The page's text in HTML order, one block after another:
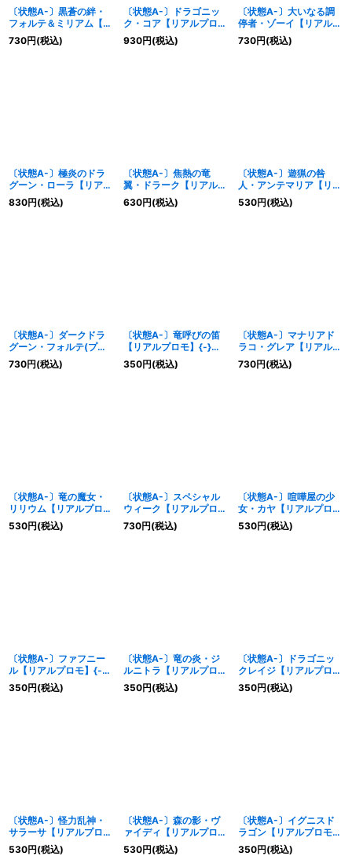
〔状態A-〕黒蒼の絆・
フォルテ＆ミリアム【リ
アルプロモ】{-}《ドラ
ゴン》
730円(税込)
〔状態A-〕ドラゴニッ
ク・コア【リアルプロ
モ】{-}《ドラゴン》
930円(税込)
〔状態A-〕大いなる調
停者・ゾーイ【リアルプ
ロモ】{-}《ドラゴン》
730円(税込)
〔状態A-〕極炎のドラ
グーン・ローラ【リアル
プロモ】{-}《ドラゴ
ン》
830円(税込)
〔状態A-〕焦熱の竜
翼・ドラーク【リアルプ
ロモ】{-}《ドラゴン》
630円(税込)
〔状態A-〕遊猟の咎
人・アンテマリア【リア
ルプロモ】{-}《ドラゴ
ン》
530円(税込)
〔状態A-〕ダークドラ
グーン・フォルテ(プロ
モ/アニメ)【リアルプロ
モ】{SVP-01}《ドラゴ
730円(税込)
〔状態A-〕竜呼びの笛
【リアルプロモ】{-}
《ドラゴン》
350円(税込)
〔状態A-〕マナリアド
ラコ・グレア【リアルプ
ロモ】{-}《ドラゴン》
730円(税込)
〔状態A-〕竜の魔女・
リリウム【リアルプロ
モ】{-}《ドラゴン》
530円(税込)
〔状態A-〕スペシャル
ウィーク【リアルプロ
モ】{-}《ドラゴン》
730円(税込)
〔状態A-〕喧嘩屋の少
女・カヤ【リアルプロ
モ】{-}《ドラゴン》
530円(税込)
〔状態A-〕ファフニー
ル【リアルプロモ】{-}
《ドラゴン》
350円(税込)
〔状態A-〕竜の炎・ジ
ルニトラ【リアルプロ
モ】{-}《ドラゴン》
350円(税込)
〔状態A-〕ドラゴニッ
クレイジ【リアルプロ
モ】{-}《ドラゴン》
350円(税込)
〔状態A-〕怪力乱神・
サラーサ【リアルプロ
モ】{-}《ドラゴン》
530円(税込)
〔状態A-〕森の影・ヴ
ァイディ【リアルプロ
モ】{-}《ドラゴン》
530円(税込)
〔状態A-〕イグニスド
ラゴン【リアルプロモ】
{-}《ドラゴン》
350円(税込)